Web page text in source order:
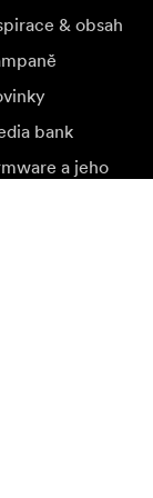
& obsah
bank
a jeho